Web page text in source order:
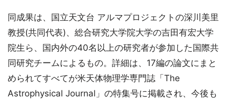
同成果は、国立天文台 アルマプロジェクトの深川美里
教授(共同代表)、総合研究大学院大学の吉田有宏大学
院生ら、国内外の40名以上の研究者が参加した国際共
同研究チームによるもの。詳細は、17編の論文にまと
められてすべてが米天体物理学専門誌「The
Astrophysical Journal」の特集号に掲載され、今後も